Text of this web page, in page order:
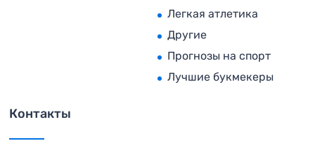
Легкая атлетика
Другие
Прогнозы на спорт
Лучшие букмекеры
Контакты